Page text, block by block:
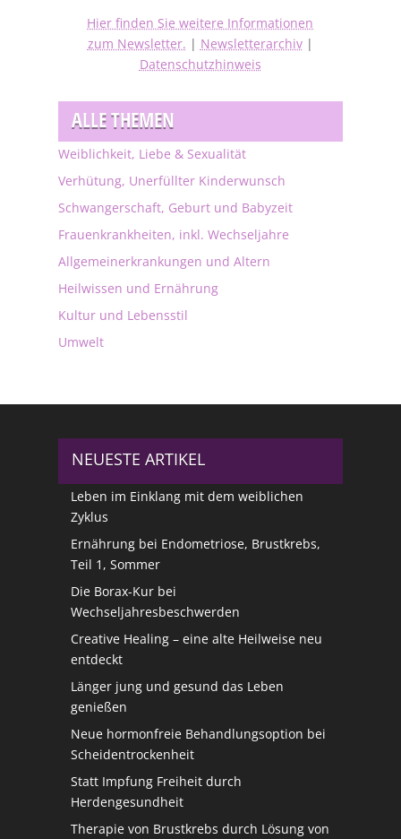
Hier finden Sie weitere Informationen
zum Newsletter. | Newsletterarchiv|
Datenschutzhinweis
ALLE THEMEN
Weiblichkeit, Liebe & Sexualität
Verhütung, Unerfüllter Kinderwunsch
Schwangerschaft, Geburt und Babyzeit
Frauenkrankheiten, inkl. Wechseljahre
Allgemeinerkrankungen und Altern
Heilwissen und Ernährung
Kultur und Lebensstil
Umwelt
NEUESTE ARTIKEL
Leben im Einklang mit dem weiblichen
Zyklus
Ernährung bei Endometriose, Brustkrebs,
Teil 1, Sommer
Die Borax-Kur bei
Wechseljahresbeschwerden
Creative Healing – eine alte Heilweise neu
entdeckt
Länger jung und gesund das Leben
genießen
Neue hormonfreie Behandlungsoption bei
Scheidentrockenheit
Statt Impfung Freiheit durch
Herdengesundheit
Therapie von Brustkrebs durch Lösung von